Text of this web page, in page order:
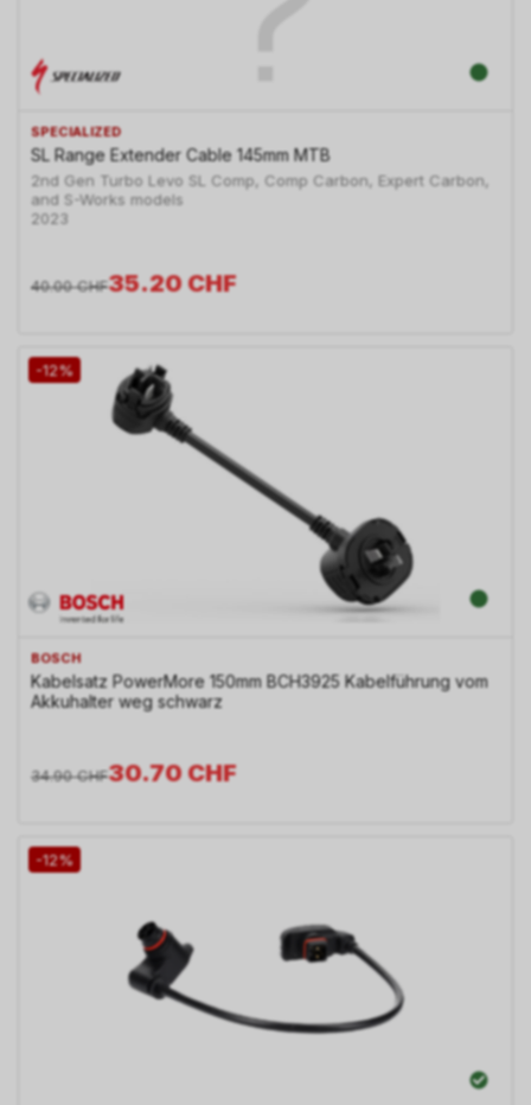
SPECIALIZED
SL Range Extender Cable 145mm MTB
2nd Gen Turbo Levo SL Comp, Comp Carbon, Expert Carbon,
and S-Works models
2023
35.20CHF
40.00 CHF
-12%
BOSCH
Kabelsatz PowerMore 150mm BCH3925 Kabelführung vom
Akkuhalter weg schwarz
30.70CHF
34.90 CHF
-12%